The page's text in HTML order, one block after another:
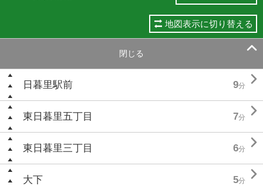
地図表示に切り替える
閉じる 
日暮里駅前 9分 
東日暮里五丁目 7分 
東日暮里三丁目 6分 
大下 5分 